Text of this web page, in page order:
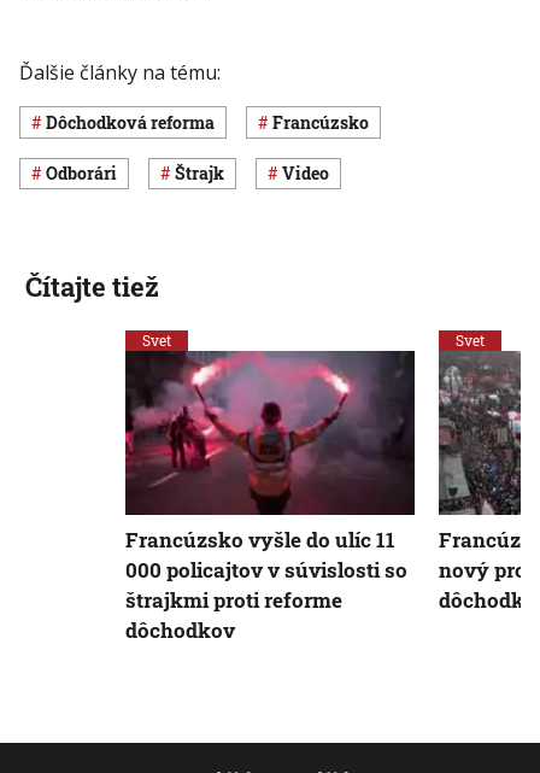
Ďalšie články na tému:
dôchodková reforma Francúzsko
odborári štrajk Video
Čítajte tiež
Svet
Francúzsko vyšle do ulíc 11
000 policajtov v súvislosti so
štrajkmi proti reforme
dôchodkov
Svet
nový